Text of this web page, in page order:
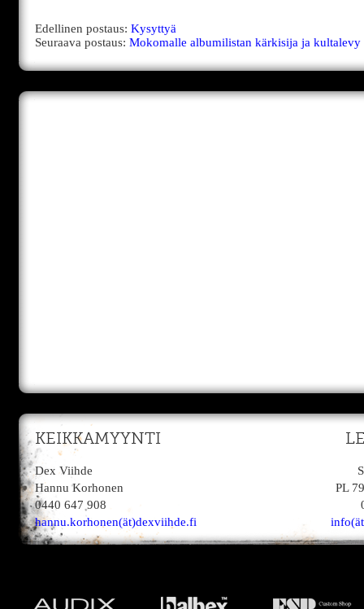
Edellinen postaus: Kysyttyä
Seuraava postaus: Mokomalle albumilistan kärkisija ja kultalevy
KEIKKAMYYNTI
Dex Viihde
Hannu Korhonen
0440 647 908
hannu.korhonen(ät)dexviihde.fi
PL